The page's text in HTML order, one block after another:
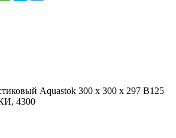
Aquastok 300 х 300 х 297 B125
4300